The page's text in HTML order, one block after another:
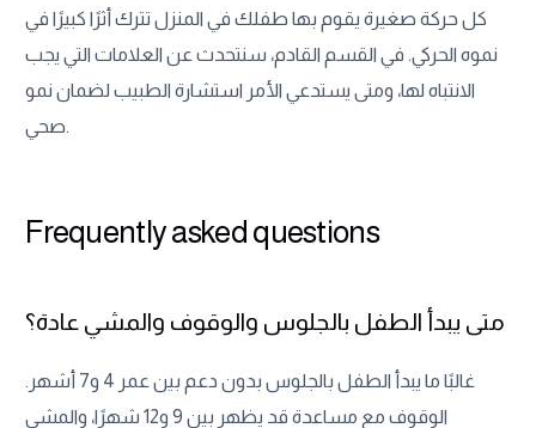
كل حركة صغيرة يقوم بها طفلك في المنزل تترك أثرًا كبيرًا في
نموه الحركي. في القسم القادم، سنتحدث عن العلامات التي يجب
الانتباه لها، ومتى يستدعي الأمر استشارة الطبيب لضمان نمو
صحي.
Frequently asked questions
متى يبدأ الطفل بالجلوس والوقوف والمشي عادة؟
غالبًا ما يبدأ الطفل بالجلوس بدون دعم بين عمر 4 و7 أشهر.
الوقوف مع مساعدة قد يظهر بين 9 و12 شهرًا، والمشي